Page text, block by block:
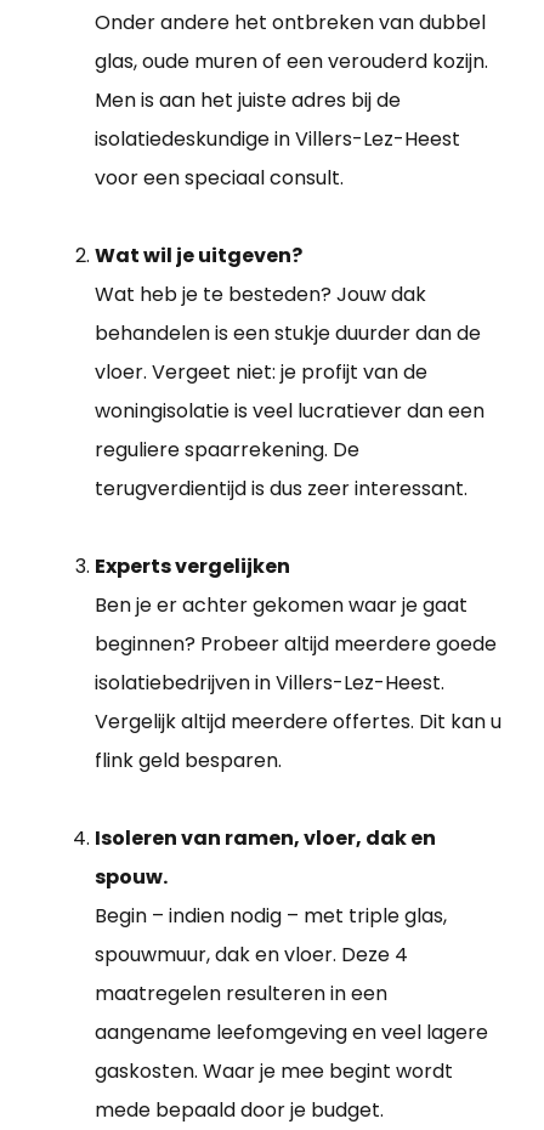
Onder andere het ontbreken van dubbel
glas, oude muren of een verouderd kozijn.
Men is aan het juiste adres bij de
isolatiedeskundige in Villers-Lez-Heest
voor een speciaal consult.
Wat wil je uitgeven?
Wat heb je te besteden? Jouw dak
behandelen is een stukje duurder dan de
vloer. Vergeet niet: je profijt van de
woningisolatie is veel lucratiever dan een
reguliere spaarrekening. De
terugverdientijd is dus zeer interessant.
Experts vergelijken
Ben je er achter gekomen waar je gaat
beginnen? Probeer altijd meerdere goede
isolatiebedrijven in Villers-Lez-Heest.
Vergelijk altijd meerdere offertes. Dit kan u
flink geld besparen.
Isoleren van ramen, vloer, dak en
spouw.
Begin – indien nodig – met triple glas,
spouwmuur, dak en vloer. Deze 4
maatregelen resulteren in een
aangename leefomgeving en veel lagere
gaskosten. Waar je mee begint wordt
mede bepaald door je budget.